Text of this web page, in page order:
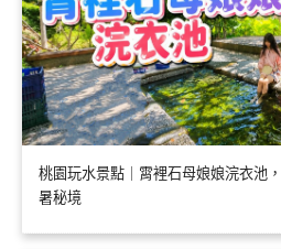
桃園玩水景點｜霄裡石母娘娘浣衣池
暑秘境